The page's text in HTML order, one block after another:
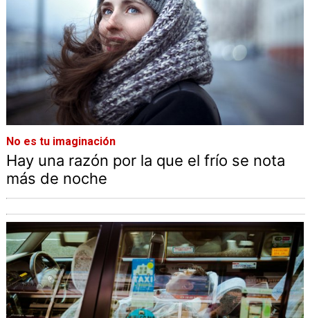
No es tu imaginación
Hay una razón por la que el frío se nota
más de noche